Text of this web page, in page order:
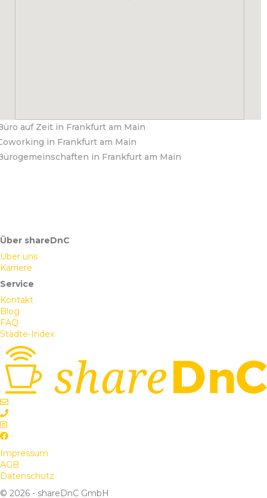
auf Zeit in Frankfurt am Main
in Frankfurt am Main
in Frankfurt am Main
Über shareDnC
Über uns
Karriere
Service
Kontakt
Blog
FAQ
Städte-Index
Impressum
AGB
Datenschutz
© 2026 - shareDnC GmbH